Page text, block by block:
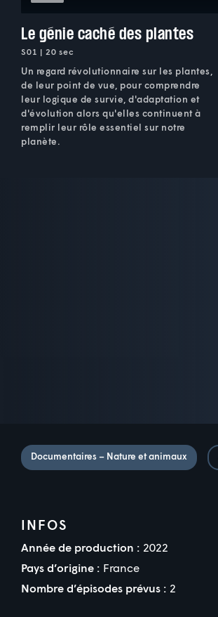
Le génie caché des plantes
S01 | 20 sec
Un regard révolutionnaire sur les plantes,
de leur point de vue, pour comprendre
leur logique de survie, d'adaptation et
d'évolution alors qu'elles continuent à
remplir leur rôle essentiel sur notre
planète.
Documentaires – Nature et animaux
INFOS
Année de production : 2022
Pays d’origine : France
Nombre d’épisodes prévus : 2